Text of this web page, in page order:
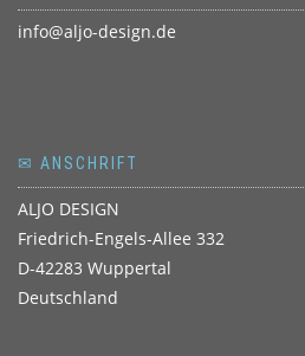
info@aljo-design.de
✉ ANSCHRIFT
ALJO DESIGN
Friedrich-Engels-Allee 332
D-42283 Wuppertal
Deutschland